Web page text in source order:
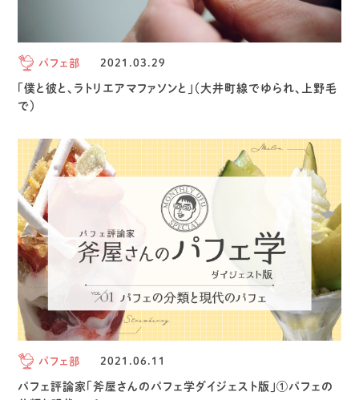
パフェ部 2021.03.29
「僕と彼と、ラトリエアマファソンと」（大井町線でゆられ、上野毛
で）
パフェ部 2021.06.11
パフェ評論家「斧屋さんのパフェ学ダイジェスト版」①パフェの